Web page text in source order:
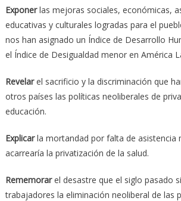
Exponerlas mejoras sociales, económicas,
educativas y culturales logradas para el
nos han asignado un Índice de Desarrollo
el Índice de Desigualdad menor en América
Revelarel sacrificio y la discriminación que
otros países las políticas neoliberales de
educación.
Explicarla mortandad por falta de asistencia
acarrearía la privatización de la salud.
Rememorarel desastre que el siglo pasado
trabajadores la eliminación neoliberal de las